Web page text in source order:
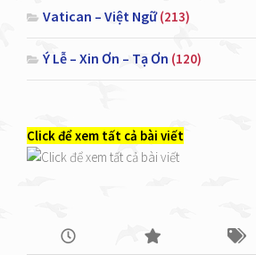
Vatican – Việt Ngữ(213)
Ý Lễ – Xin Ơn – Tạ Ơn (120)
Click để xem tất cả bài viết